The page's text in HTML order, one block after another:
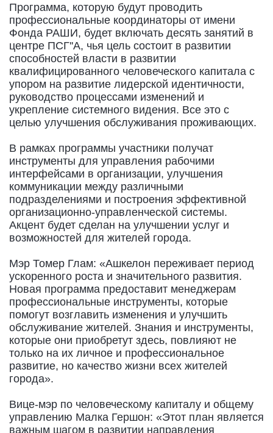
Программа, которую будут проводить
профессиональные координаторы от имени
Фонда РАШИ, будет включать десять занятий в
центре ПСГ''А, чья цель состоит в развитии
способностей власти в развитии
квалифицированного человеческого капитала с
упором на развитие лидерской идентичности,
руководство процессами изменений и
укрепление системного видения. Все это с
целью улучшения обслуживания проживающих.
В рамках программы участники получат
инструменты для управления рабочими
интерфейсами в организации, улучшения
коммуникации между различными
подразделениями и построения эффективной
организационно-управленческой системы.
Акцент будет сделан на улучшении услуг и
возможностей для жителей города.
Мэр Томер Глам: «Ашкелон переживает период
ускоренного роста и значительного развития.
Новая программа предоставит менеджерам
профессиональные инструменты, которые
помогут возглавить изменения и улучшить
обслуживание жителей. Знания и инструменты,
которые они приобретут здесь, повлияют не
только на их личное и профессиональное
развитие, но качество жизни всех жителей
города».
Вице-мэр по человеческому капиталу и общему
управлению Малка Гершон: «Этот план является
важным шагом в развитии направления